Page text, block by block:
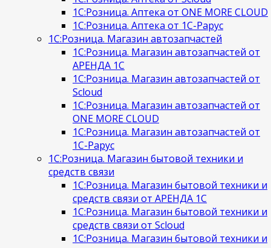
1С:Розница. Аптека от ONE MORE CLOUD
1С:Розница. Аптека от 1С-Рарус
1С:Розница. Магазин автозапчастей
1С:Розница. Магазин автозапчастей от
АРЕНДА 1С
1С:Розница. Магазин автозапчастей от
Scloud
1С:Розница. Магазин автозапчастей от
ONE MORE CLOUD
1С:Розница. Магазин автозапчастей от
1С-Рарус
1С:Розница. Магазин бытовой техники и
средств связи
1С:Розница. Магазин бытовой техники и
средств связи от АРЕНДА 1С
1С:Розница. Магазин бытовой техники и
средств связи от Scloud
1С:Розница. Магазин бытовой техники и